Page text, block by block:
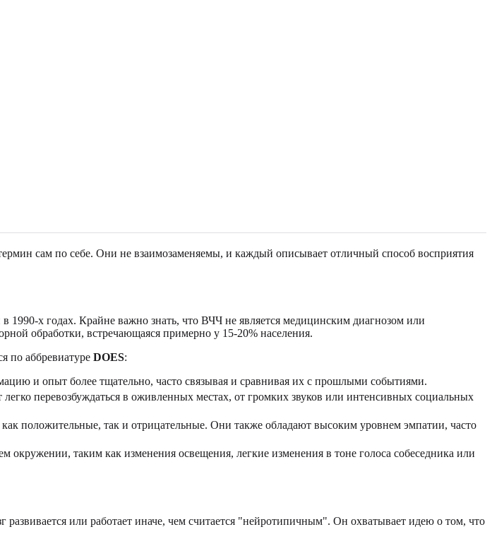
сам по себе. Они не взаимозаменяемы, и каждый описывает отличный способ восприятия
х годах. Крайне важно знать, что ВЧЧ не является медицинским диагнозом или
обработки, встречающаяся примерно у 15-20% населения.
по аббревиатуре DOES:
и опыт более тщательно, часто связывая и сравнивая их с прошлыми событиями.
перевозбуждаться в оживленных местах, от громких звуков или интенсивных социальных
положительные, так и отрицательные. Они также обладают высоким уровнем эмпатии, часто
таким как изменения освещения, легкие изменения в тоне голоса собеседника или
или работает иначе, чем считается "нейротипичным". Он охватывает идею о том, что